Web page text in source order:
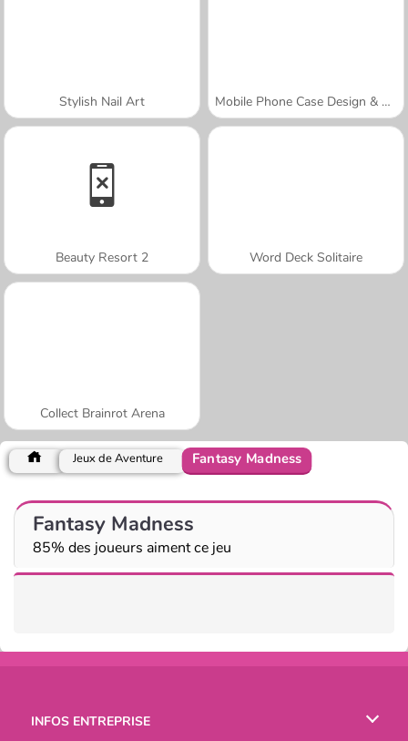
Stylish Nail Art Mobile Phone Case Design & DIY
Beauty Resort 2 Word Deck Solitaire
Collect Brainrot Arena
Jeux de Aventure Fantasy Madness
Fantasy Madness
85% des joueurs aiment ce jeu
INFOS ENTREPRISE